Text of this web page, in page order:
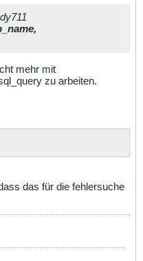
mehr mit
zu arbeiten.
das für die fehlersuche